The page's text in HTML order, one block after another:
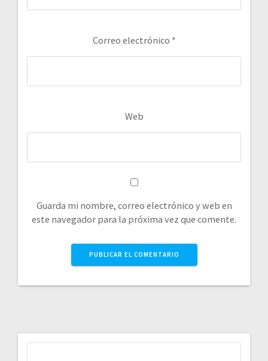
Correo electrónico *
Web
Guarda mi nombre, correo electrónico y web en
este navegador para la próxima vez que comente.